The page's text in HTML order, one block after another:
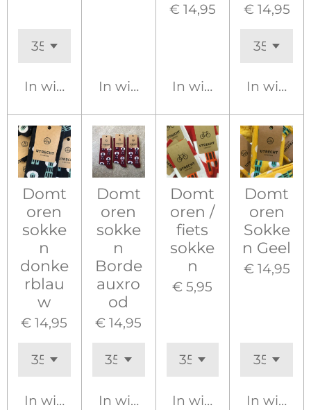
In winkelwagenIn winkelwagen
€ 14,95
In winkelwagen
€ 14,95
In
Domt
oren
sokke
n
donke
rblau
w
€ 14,95
In winkelwagen
Domt
oren
sokke
n
Borde
auxro
od
€ 14,95
In winkelwagen
Domt
oren /
fiets
sokke
n
€ 5,95
In winkelwagen
Domt
oren
Sokke
n Geel
€ 14,95
In